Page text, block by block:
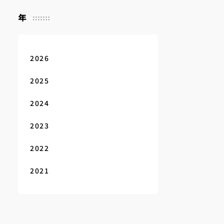
年
2026
2025
2024
2023
2022
2021